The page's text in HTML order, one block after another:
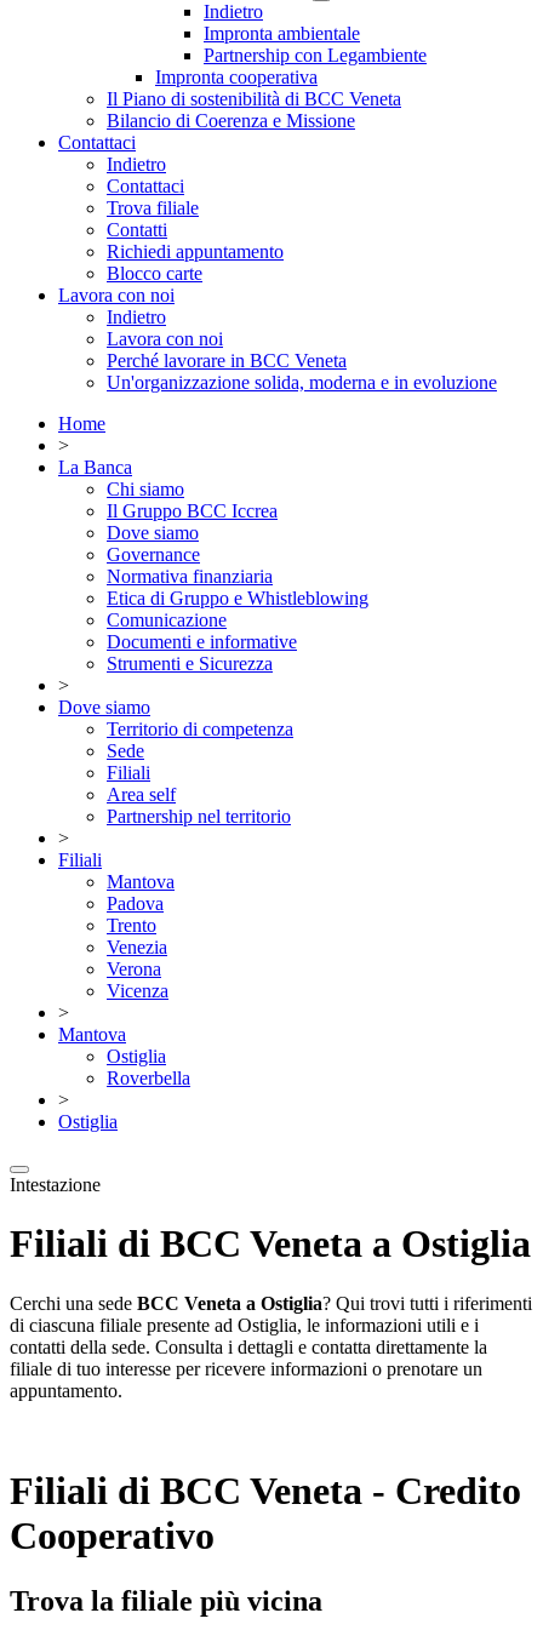
Indietro
Impronta ambientale
Partnership con Legambiente
Impronta cooperativa
Il Piano di sostenibilità di BCC Veneta
Bilancio di Coerenza e Missione
Contattaci
Indietro
Contattaci
Trova filiale
Contatti
Richiedi appuntamento
Blocco carte
Lavora con noi
Indietro
Lavora con noi
Perché lavorare in BCC Veneta
Un'organizzazione solida, moderna e in evoluzione
Home
>
La Banca
Chi siamo
Il Gruppo BCC Iccrea
Dove siamo
Governance
Normativa finanziaria
Etica di Gruppo e Whistleblowing
Comunicazione
Documenti e informative
Strumenti e Sicurezza
>
Dove siamo
Territorio di competenza
Sede
Filiali
Area self
Partnership nel territorio
>
Filiali
Mantova
Padova
Trento
Venezia
Verona
Vicenza
>
Mantova
Ostiglia
Roverbella
>
Ostiglia
Intestazione
Filiali di BCC Veneta a Ostiglia
Cerchi una sede BCC Veneta a Ostiglia? Qui trovi tutti i riferimenti
di ciascuna filiale presente ad Ostiglia, le informazioni utili e i
contatti della sede. Consulta i dettagli e contatta direttamente la
filiale di tuo interesse per ricevere informazioni o prenotare un
appuntamento.
Filiali di BCC Veneta - Credito
Cooperativo
Trova la filiale più vicina